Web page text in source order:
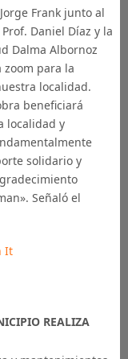
Frank junto al
Daniel Díaz y la
Dalma Albornoz
para la
localidad.
beneficiará
localidad y
solidario y
Señaló el
It
REALIZA